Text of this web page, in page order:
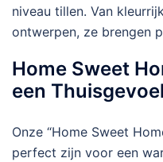
niveau tillen. Van
ontwerpen, ze brengen
Home Sweet
een Thuisgevoel
Onze “Home Sweet
perfect zijn voor een